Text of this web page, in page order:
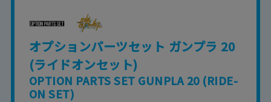
オプションパーツセット ガンプラ 20
(ライドオンセット)
OPTION PARTS SET GUNPLA 20 (RIDE-
ON SET)